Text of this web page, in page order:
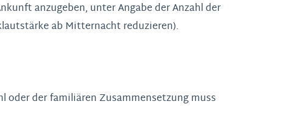
anzugeben, unter Angabe der Anzahl der
ab Mitternacht reduzieren).
oder der familiären Zusammensetzung muss